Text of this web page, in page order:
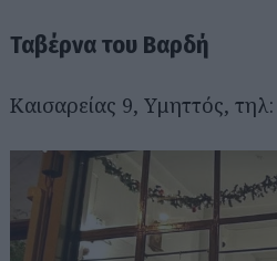
Ταβέρνα του Βαρδή
Καισαρείας 9, Υμηττός,